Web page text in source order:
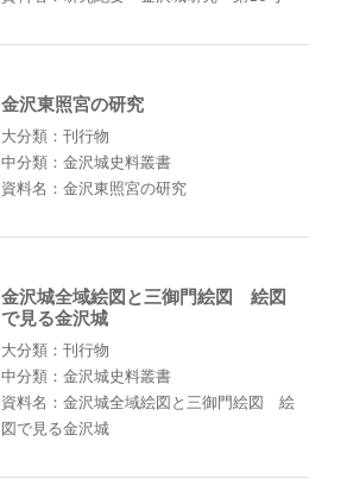
金沢東照宮の研究
大分類：刊行物
中分類：金沢城史料叢書
資料名：金沢東照宮の研究
金沢城全域絵図と三御門絵図 絵図
で見る金沢城
大分類：刊行物
中分類：金沢城史料叢書
資料名：金沢城全域絵図と三御門絵図 絵
図で見る金沢城